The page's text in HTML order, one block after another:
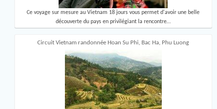
Ce voyage sur mesure au Vietnam 18 jours vous permet d'avoir une belle
découverte du pays en privilégiant la rencontre…
Circuit Vietnam randonnée Hoan Su Phi, Bac Ha, Phu Luong